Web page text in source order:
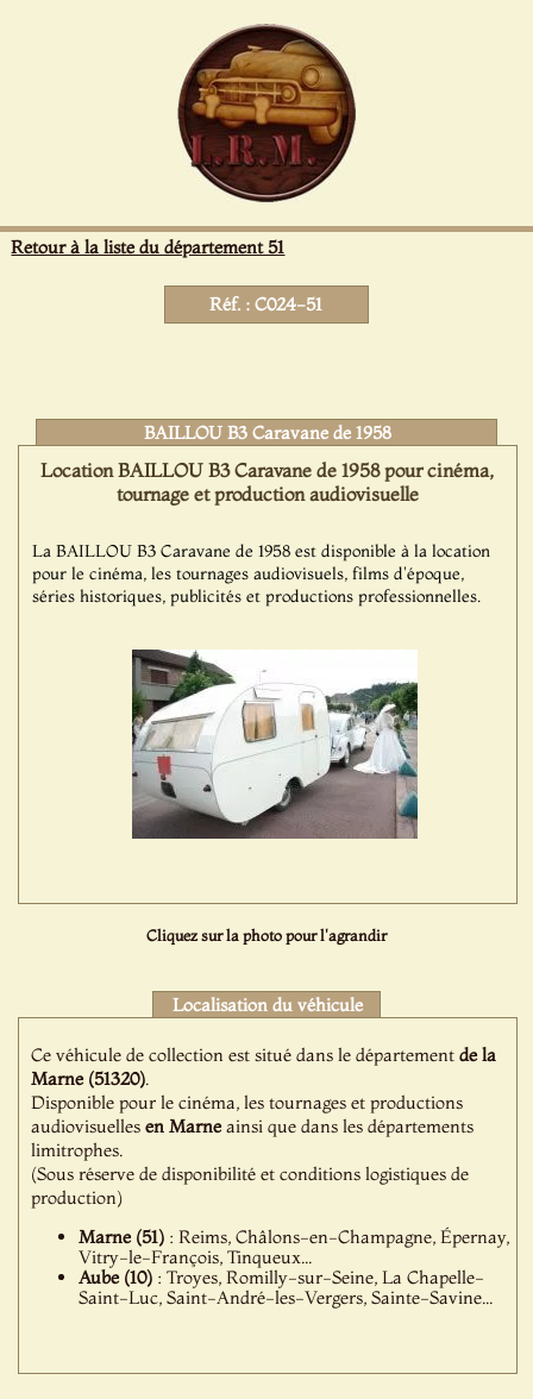
Retour à la liste du département 51
Réf. : C024-51
BAILLOU B3 Caravane de 1958
Location BAILLOU B3 Caravane de 1958 pour cinéma,
tournage et production audiovisuelle
La BAILLOU B3 Caravane de 1958 est disponible à la location
pour le cinéma, les tournages audiovisuels, films d'époque,
séries historiques, publicités et productions professionnelles.
Cliquez sur la photo pour l'agrandir
Localisation du véhicule
Ce véhicule de collection est situé dans le départementde la
Marne (51320).
Disponible pour le cinéma, les tournages et productions
audiovisuellesen Marneainsi que dans les départements
limitrophes.
(Sous réserve de disponibilité et conditions logistiques de
production)
Marne (51) : Reims, Châlons-en-Champagne, Épernay,
Vitry-le-François, Tinqueux...
Aube (10) : Troyes, Romilly-sur-Seine, La Chapelle-
Saint-Luc, Saint-André-les-Vergers, Sainte-Savine...